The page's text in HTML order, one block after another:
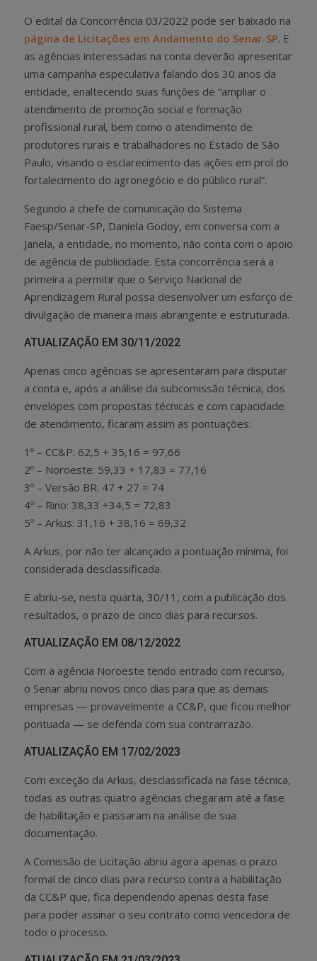
O edital da Concorrência 03/2022 pode ser baixado na
página de Licitações em Andamento do Senar-SP. E
as agências interessadas na conta deverão apresentar
uma campanha especulativa falando dos 30 anos da
entidade, enaltecendo suas funções de “ampliar o
atendimento de promoção social e formação
profissional rural, bem como o atendimento de
produtores rurais e trabalhadores no Estado de São
Paulo, visando o esclarecimento das ações em prol do
fortalecimento do agronegócio e do público rural”.
Segundo a chefe de comunicação do Sistema
Faesp/Senar-SP, Daniela Godoy, em conversa com a
Janela, a entidade, no momento, não conta com o apoio
de agência de publicidade. Esta concorrência será a
primeira a permitir que o Serviço Nacional de
Aprendizagem Rural possa desenvolver um esforço de
divulgação de maneira mais abrangente e estruturada.
ATUALIZAÇÃO EM 30/11/2022
Apenas cinco agências se apresentaram para disputar
a conta e, após a análise da subcomissão técnica, dos
envelopes com propostas técnicas e com capacidade
de atendimento, ficaram assim as pontuações:
1º – CC&P: 62,5 + 35,16 = 97,66
2º – Noroeste: 59,33 + 17,83 = 77,16
3º – Versão BR: 47 + 27 = 74
4º – Rino: 38,33 +34,5 = 72,83
5º – Arkus: 31,16 + 38,16 = 69,32
A Arkus, por não ter alcançado a pontuação mínima, foi
considerada desclassificada.
E abriu-se, nesta quarta, 30/11, com a publicação dos
resultados, o prazo de cinco dias para recursos.
ATUALIZAÇÃO EM 08/12/2022
Com a agência Noroeste tendo entrado com recurso,
o Senar abriu novos cinco dias para que as demais
empresas — provavelmente a CC&P, que ficou melhor
pontuada — se defenda com sua contrarrazão.
ATUALIZAÇÃO EM 17/02/2023
Com exceção da Arkus, desclassificada na fase técnica,
todas as outras quatro agências chegaram até a fase
de habilitação e passaram na análise de sua
documentação.
A Comissão de Licitação abriu agora apenas o prazo
formal de cinco dias para recurso contra a habilitação
da CC&P que, fica dependendo apenas desta fase
para poder assinar o seu contrato como vencedora de
todo o processo.